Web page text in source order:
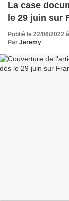
La case
le 29 juin sur
Publié le 22/06/2022
Par Jeremy